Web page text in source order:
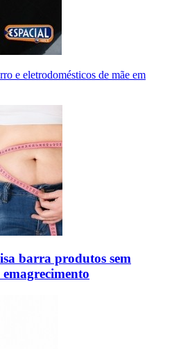
e eletrodomésticos de mãe em
barra produtos sem